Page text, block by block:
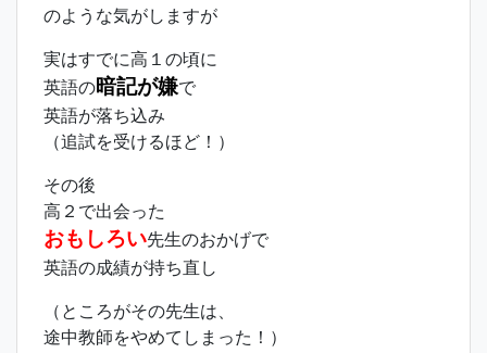
のような気がしますが
実はすでに高１の頃に
英語の暗記が嫌で
英語が落ち込み
（追試を受けるほど！）
その後
高２で出会った
おもしろい先生のおかげで
英語の成績が持ち直し
（ところがその先生は、
途中教師をやめてしまった！）